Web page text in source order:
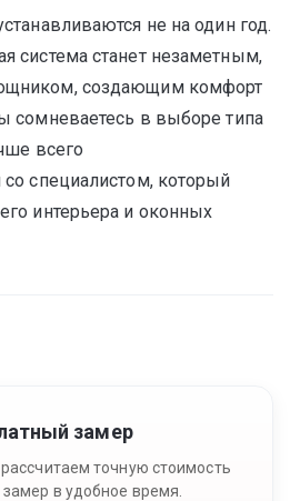
не на один год.
система станет незаметным,
создающим комфорт
в выборе типа
всего
со специалистом, который
интерьера и оконных
замер
точную стоимость
в удобное время.